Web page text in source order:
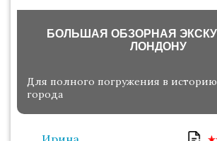
БОЛЬШАЯ ОБЗОРНАЯ
ЛОНДОНУ
Для полного погружения в
города